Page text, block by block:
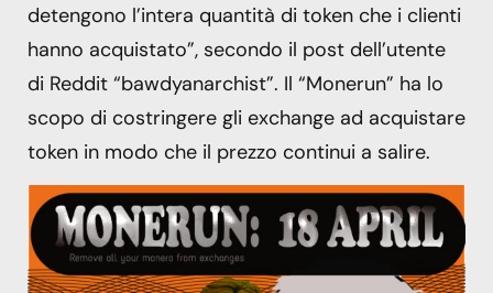
detengono l’intera quantità di token che i clienti
hanno acquistato”, secondo il post dell’utente
di Reddit “bawdyanarchist”. Il “Monerun” ha lo
scopo di costringere gli exchange ad acquistare
token in modo che il prezzo continui a salire.